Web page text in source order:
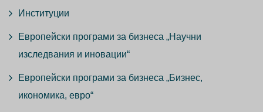
Институции
Европейски програми за бизнеса „Научни
изследвания и иновации“
Европейски програми за бизнеса „Бизнес,
икономика, евро“